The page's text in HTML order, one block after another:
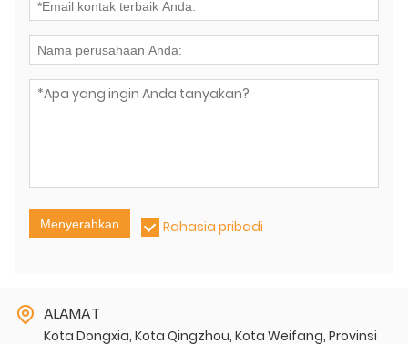
Menyerahkan Rahasia pribadi
ALAMAT
Kota Dongxia, Kota Qingzhou, Kota Weifang, Provinsi